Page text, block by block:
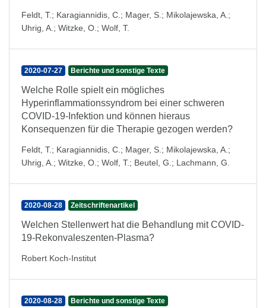
Feldt, T.; Karagiannidis, C. ; Mager, S. ; Mikolajewska, A. ;
Uhrig, A. ; Witzke, O. ; Wolf, T.
2020-07-27 Berichte und sonstige Texte
Welche Rolle spielt ein mögliches
Hyperinflammationssyndrom bei einer schweren
COVID-19-Infektion und können hieraus
Konsequenzen für die Therapie gezogen werden?
Feldt, T.; Karagiannidis, C. ; Mager, S. ; Mikolajewska, A. ;
Uhrig, A. ; Witzke, O. ; Wolf, T.; Beutel, G. ; Lachmann, G.
2020-08-28 Zeitschriftenartikel
Welchen Stellenwert hat die Behandlung mit COVID-
19-Rekonvaleszenten-Plasma?
Robert Koch-Institut
2020-08-28 Berichte und sonstige Texte